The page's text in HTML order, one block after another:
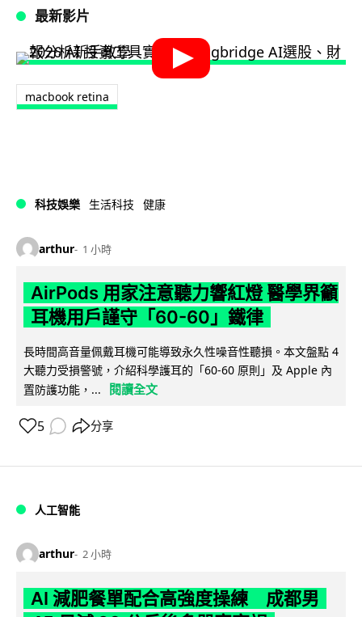
最新影片
macbook retina
科技娛樂 生活科技 健康
arthur 1 小時
AirPods 用家注意聽力響紅燈 醫學界籲
耳機用戶謹守「60-60」鐵律
長時間高音量佩戴耳機可能導致永久性噪音性聽損。本文盤點 4
大聽力受損警號，介紹科學護耳的「60-60 原則」及 Apple 內
置防護功能，...
閱讀全文
5 分享
人工智能
arthur 2 小時
AI 減肥餐單配合高強度操練 成都男